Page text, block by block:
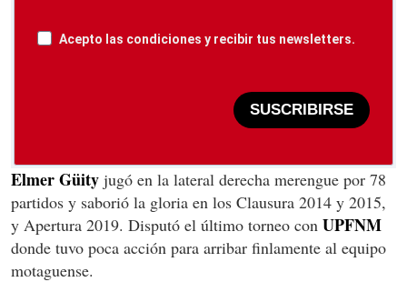
Acepto las condiciones y recibir tus newsletters.
SUSCRIBIRSE
Elmer Güity jugó en la lateral derecha merengue por 78
partidos y saborió la gloria en los Clausura 2014 y 2015,
y Apertura 2019. Disputó el último torneo con UPFNM
donde tuvo poca acción para arribar finlamente al equipo
motaguense.